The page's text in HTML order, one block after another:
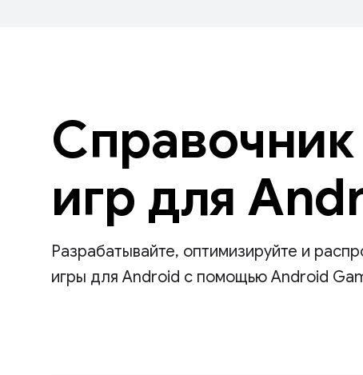
Справочник
игр для
Разрабатывайте, оптимизируйте и
игры для Android с помощью Android